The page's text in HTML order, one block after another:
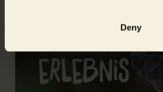
Deny